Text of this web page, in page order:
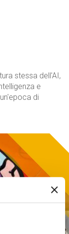
stessa dell'AI,
e
di